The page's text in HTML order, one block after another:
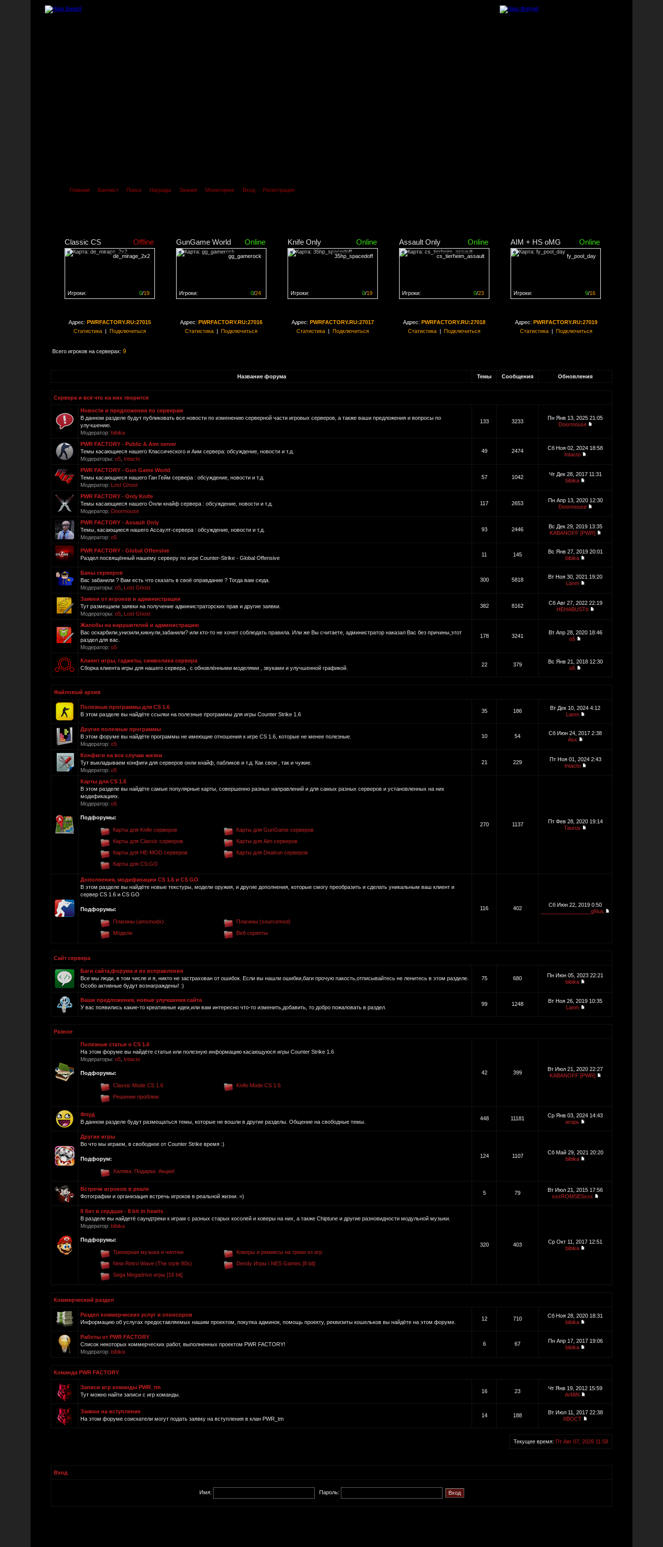
Главная Банлист Поиск Награды Звания Мониторинг Вход Регистрация
Classic CS Offline
de_mirage_2x2
0/19
Игроки:
GunGame World Online
gg_gamerock
0/24
Игроки:
Knife Only Online
35hp_spacedoff
0/19
Игроки:
Assault Only Online
cs_tierheim_assault
0/23
Игроки:
AIM + HS oMG Online
fy_pool_day
9/16
Игроки:
Адрес: PWRFACTORY.RU:27015
Статистика| Подключиться
Адрес: PWRFACTORY.RU:27016
Статистика| Подключиться
Адрес: PWRFACTORY.RU:27017
Статистика| Подключиться
Адрес: PWRFACTORY.RU:27018
Статистика| Подключиться
Адрес: PWRFACTORY.RU:27019
Статистика| Подключиться
Всего игроков на серверах: 9
Название форума Темы Сообщения Обновления
Сервера и всё что на них творится
Новости и предложения по серверам
В данном разделе будут публиковать все новости по изменению серверной части игровых серверов, а также ваши предложения и вопросы по
улучшению.
Модератор: bibika
133 3233
Пн Янв 13, 2025 21:05
Doormouse
PWR FACTORY - Public & Aim server
Темы касающиеся нашего Классического и Аим сервера: обсуждение, новости и т.д.
Модераторы: o5 Intacto
49 2474
Сб Ноя 02, 2024 18:58
Intacto
PWR FACTORY - Gun Game World
Темы касающиеся нашего Ган Гейм сервера : обсуждение, новости и т.д.
Модератор: Lost Ghost
57 1042
Чт Дек 28, 2017 11:31
bibika
PWR FACTORY - Only Knife
Темы касающиеся нашего Онли кнайф сервера : обсуждение, новости и т.д.
Модератор: Doormouse
117 2653
Пн Апр 13, 2020 12:30
Doormouse
PWR FACTORY - Assault Only
Темы, касающиеся нашего Ассаулт-сервера : обсуждение, новости и т.д.
Модератор: o5
93 2446
Вс Дек 29, 2019 13:35
KABANOFF [PWR]
PWR FACTORY - Global Offensive
Раздел посвящённый нашему серверу по игре Counter-Strike - Global Offensive
11 145
Вс Янв 27, 2019 20:01
bibika
Баны серверов
Вас забанили ? Вам есть что сказать в своё оправдание ? Тогда вам сюда.
Модераторы: o5 Lost Ghost
300 5818
Вт Ноя 30, 2021 19:20
Lanm
Заявки от игроков и администрации
Тут размещаем заявки на получение администраторских прав и другие заявки.
Модераторы: o5 Lost Ghost
382 8162
Сб Авг 27, 2022 22:19
HEHABUSTb
Жалобы на нарушителей и администрацию
Вас оскарбили,унизили,кикнули,забанили? или кто-то не хочет соблюдать правила. Или же Вы считаете, администратор наказал Вас без причины,этот
раздел для вас.
Модератор: o5
178 3241
Вт Апр 28, 2020 18:46
o5
Клиент игры, гаджеты, символика сервера
Сборка клиента игры для нашего сервера , с обновлёнными моделями , звуками и улучшенной графикой.
22 379
Вс Янв 21, 2018 12:30
o5
Файловый архив
Полезные программы для CS 1.6
В этом разделе вы найдёте ссылки на полезные программы для игры Counter Strike 1.6
35 186
Вт Дек 10, 2024 4:12
Lanm
Другие полезные программы
В этом форуме вы найдёте программы не имеющие отношения к игре CS 1.6, которые не менее полезные.
Модератор: o5
10 54
Сб Июн 24, 2017 2:38
Asx
Конфиги на все случаи жизни
Тут выкладываем конфиги для серверов онли кнайф, пабликов и т.д. Как свои , так и чужие.
Модератор: o5
21 229
Пт Ноя 01, 2024 2:43
Intacto
Карты для CS 1.6
В этом разделе вы найдёте самые популярные карты, совершенно разных направлений и для самых разных серверов и установленных на них
модификациях.
Модератор: o5
Подфорумы:
Карты для Knife серверов
Карты для GunGame серверов
Карты для Classic серверов
Карты для Aim серверов
Карты для HE-MOD серверов
Карты для Deatrun серверов
Карты для CS:GO
270 1137
Пт Фев 28, 2020 19:14
Taurus
Дополнения, модификации CS 1.6 и CS GO
В этом разделе вы найдёте новые текстуры, модели оружия, и другие дополнения, которые смогу преобразить и сделать уникальным ваш клиент и
сервер CS 1.6 и CS GO
Подфорумы:
Плагины (amxmodx)
Плагины (sourcemod)
Модели
Веб скрипты
116 402
Сб Июн 22, 2019 0:50
_________________gNus
Сайт сервера
Баги сайта,форума и их исправления
Все мы люди, в том числе и я, никто не застрахован от ошибок. Если вы нашли ошибки,баги прочую пакость,отписывайтесь не ленитесь в этом разделе.
Особо активные будут вознаграждены! :)
75 680
Пн Июн 05, 2023 22:21
bibika
Ваши предложения, новые улучшения сайта
У вас появились какие-то креативные идеи,или вам интересно что-то изменить,добавить, то добро пожаловать в раздел.
99 1248
Вт Ноя 26, 2019 10:35
Lanm
Разное
Полезные статьи о CS 1.6
На этом форуме вы найдёте статьи или полезную информацию касающуюся игры Counter Strike 1.6
Модераторы: o5 Intacto
Подфорумы:
Classic Mode CS 1.6
Knife Mode CS 1.6
Решение проблем
42 399
Вт Июл 21, 2020 22:27
KABANOFF [PWR]
Флуд
В данном разделе будут размещаться темы, которые не вошли в другие разделы. Общение на свободные темы.
448 11181
Ср Янв 03, 2024 14:43
игорь
Другие игры
Во что мы играем, в свободное от Counter Strike время :)
Подфорум:
Халява. Подарки. Акции!
124 1107
Сб Май 29, 2021 20:20
bibika
Встречи игроков в реале
Фотографии и организация встречь игроков в реальной жизни. =)
5 79
Вт Июл 21, 2015 17:56
xxxROMSESxxx
8 бит в сердцах - 8 bit in hearts
В разделе вы найдетё саундтреки к играм с разных старых косолей и коверы на них, а также Chiptune и другие разновидности модульной музыки.
Модератор: bibika
Подфорумы:
Трекерная музыка и чиптюн
Коверы и ремиксы на треки из игр
New Retro Wave (The style 80s)
Dendy Игры \ NES Games [8 bit]
Sega Megadrive игры [16 bit]
320 403
Ср Окт 11, 2017 12:51
bibika
Коммерческий раздел
Раздел коммерческих услуг и спонсоров
Информацию об услугах предоставляемых нашим проектом, покупка админок, помощь проекту, реквизиты кошельков вы найдёте на этом форуме.
12 710
Сб Ноя 28, 2020 18:31
bibika
Работы от PWR FACTORY
Список некоторых коммерческих работ, выполненных проектом PWR FACTORY!
Модератор: bibika
6 67
Пн Апр 17, 2017 19:06
bibika
Команда PWR FACTORY
Записи игр команды PWR_tm
Тут можно найти записи с игр команды.
16 23
Чт Янв 19, 2012 15:59
ArMiN
Заявки на вступление
На этом форуме соискатели могут подать заявку на вступления в клан PWR_tm
14 188
Вт Июл 11, 2017 22:38
XBOCT
Текущее время: Пт Авг 07, 2026 11:58
Вход
Имя: Пароль: